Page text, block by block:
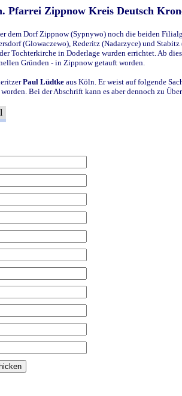
Pfarrei Zippnow Kreis Deutsch
dem Dorf Zippnow (Sypnywo) noch die beiden
(Glowaczewo), Rederitz (Nadarzyce) und
Tochterkirche in Doderlage wurden errichtet. Ab
Gründen - in Zippnow getauft worden.
Paul Lüdtke aus Köln. Er weist auf folgende
Bei der Abschrift kann es aber dennoch zu